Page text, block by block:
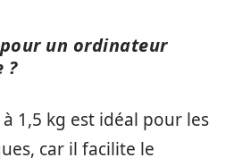
un ordinateur
?
1,5 kg est idéal pour les
car il facilite le